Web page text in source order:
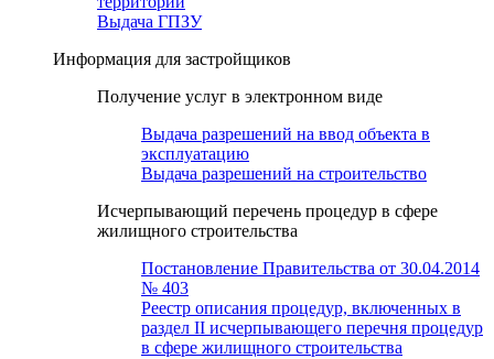
Выдача ГПЗУ
Информация для застройщиков
Получение услуг в электронном виде
Выдача разрешений на ввод объекта в
эксплуатацию
Выдача разрешений на строительство
Исчерпывающий перечень процедур в сфере
жилищного строительства
Постановление Правительства от 30.04.2014
№ 403
Реестр описания процедур, включенных в
раздел II исчерпывающего перечня процедур
в сфере жилищного строительства